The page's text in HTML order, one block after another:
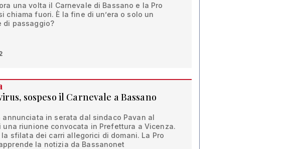
una volta il Carnevale di Bassano e la Pro
chiama fuori. È la fine di un’era o solo un
di passaggio?
sospeso il Carnevale a Bassano
annunciata in serata dal sindaco Pavan al
una riunione convocata in Prefettura a Vicenza.
sfilata dei carri allegorici di domani. La Pro
la notizia da Bassanonet